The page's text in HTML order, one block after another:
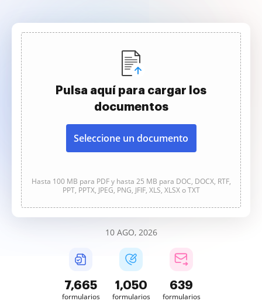
Pulsa aquí para cargar los
documentos
Seleccione un documento
Hasta 100 MB para PDF y hasta 25 MB para DOC, DOCX, RTF,
PPT, PPTX, JPEG, PNG, JFIF, XLS, XLSX o TXT
10 AGO, 2026
7,665
formularios
1,050
formularios
639
formularios